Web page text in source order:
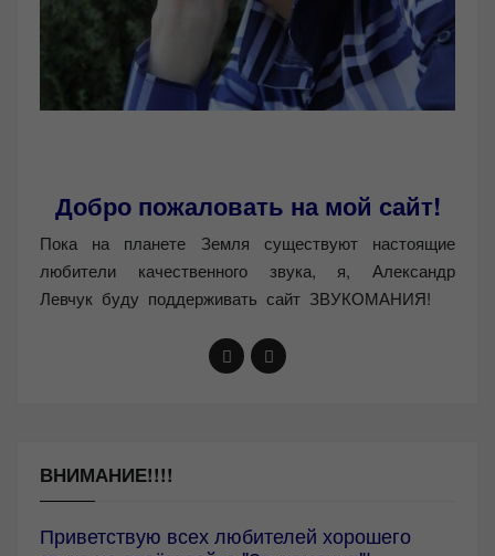
Добро пожаловать на мой сайт!
Пока на планете Земля существуют настоящие
любители качественного звука, я, Александр
Левчук буду поддерживать сайт ЗВУКОМАНИЯ!
ВНИМАНИЕ!!!!
Приветствую всех любителей хорошего